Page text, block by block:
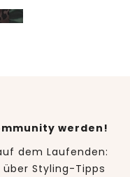
werden!
dem Laufenden:
Styling-Tipps